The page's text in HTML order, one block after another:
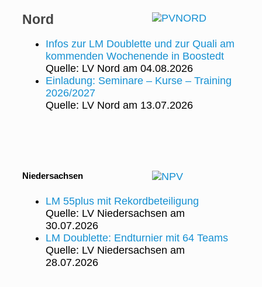
Nord
Infos zur LM Doublette und zur Quali am
kommenden Wochenende in Boostedt
Quelle: LV Nord am 04.08.2026
Einladung: Seminare – Kurse – Training
2026/2027
Quelle: LV Nord am 13.07.2026
Niedersachsen
LM 55plus mit Rekordbeteiligung
Quelle: LV Niedersachsen am
30.07.2026
LM Doublette: Endturnier mit 64 Teams
Quelle: LV Niedersachsen am
28.07.2026